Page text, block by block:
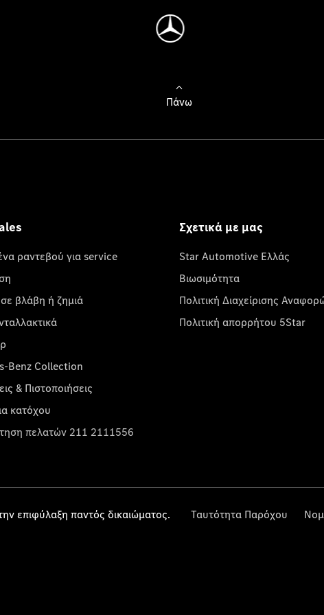
Πάνω
ραντεβού για service
βλάβη ή ζημιά
Benz Collection
& Πιστοποιήσεις
κατόχου
πελατών 211 2111556
Σχετικά με μας
Star Automotive Ελλάς
Βιωσιμότητα
Πολιτική Διαχείρισης
Πολιτική απορρήτου 5Star
επιφύλαξη παντός δικαιώματος. Ταυτότητα Παρόχου